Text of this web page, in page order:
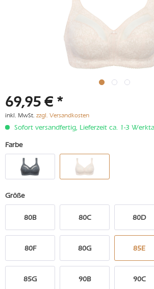
69,95 € *
inkl. MwSt. zzgl. Versandkosten
Sofort versandfertig, Lieferzeit ca. 1-3
Farbe
Größe
80B 80C 80D
80F 80G 85E
85G 90B 90C